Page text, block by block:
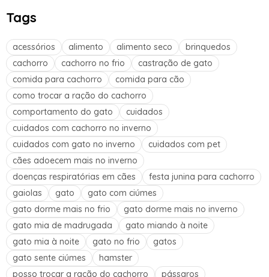
Tags
acessórios alimento alimento seco
brinquedos
cachorro
cachorro no frio
castração de gato
comida para cachorro
comida para cão
como trocar a ração do cachorro
comportamento do gato
cuidados
cuidados com cachorro no inverno
cuidados com gato no inverno
cuidados com pet
cães adoecem mais no inverno
doenças respiratórias em cães
festa junina para cachorro
gaiolas
gato
gato com ciúmes
gato dorme mais no frio
gato dorme mais no inverno
gato mia de madrugada
gato miando à noite
gato mia à noite
gato no frio
gatos
gato sente ciúmes
hamster
posso trocar a ração do cachorro
pássaros